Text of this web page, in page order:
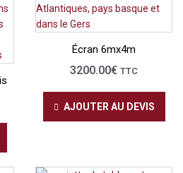
Écran 6mx4m
3200.00€ TTC
AJOUTER AU DEVIS